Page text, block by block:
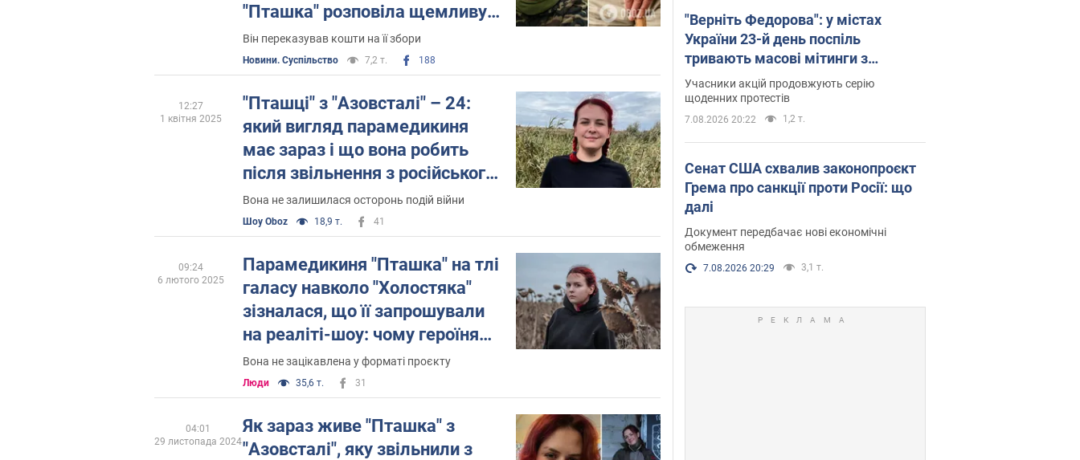
"Пташка" розповіла щемливу
історію
Він переказував кошти на її збори
Новини. Суспільство 7,2 т. 188
"Пташці" з "Азовсталі" – 24:
який вигляд парамедикиня
має зараз і що вона робить
після звільнення з російського
полону. Фото
Вона не залишилася осторонь подій війни
Шоу Oboz 18,9 т. 41
12:27
1 квітня 2025
Парамедикиня "Пташка" на тлі
галасу навколо "Холостяка"
зізналася, що її запрошували
на реаліті-шоу: чому героїня
відмовила
Вона не зацікавлена у форматі проєкту
Люди 35,6 т. 31
09:24
6 лютого 2025
Як зараз живе "Пташка" з
"Азовсталі", яку звільнили з
04:01
29 листопада 2024
"Верніть Федорова": у містах
України 23-й день поспіль
тривають масові мітинги з
картонками. Фото і відео
Учасники акцій продовжують серію
щоденних протестів
7.08.2026 20:22 1,2 т.
Сенат США схвалив законопроєкт
Грема про санкції проти Росії: що
далі
Документ передбачає нові економічні
обмеження
7.08.2026 20:29 3,1 т.